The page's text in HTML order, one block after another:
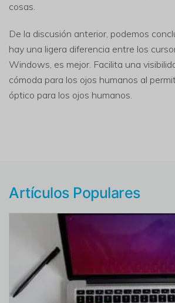
cosas.
De la discusión anterior, podemos
hay una ligera diferencia entre los
Windows, es mejor. Facilita una
cómoda para los ojos humanos al
óptico para los ojos humanos.
Artículos Populares